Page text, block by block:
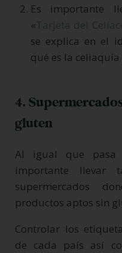
Es importante
«Tarjeta del
se explica en el
qué es la
4.
gluten
Al igual que pasa
importante llevar
supermercados
productos aptos sin
Controlar los
de cada país así